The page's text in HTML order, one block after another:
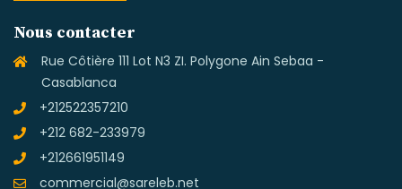
Nous contacter
Rue Côtière 111 Lot N3 ZI. Polygone Ain Sebaa -
Casablanca
+212522357210
+212 682-233979
+212661951149
commercial@sareleb.net